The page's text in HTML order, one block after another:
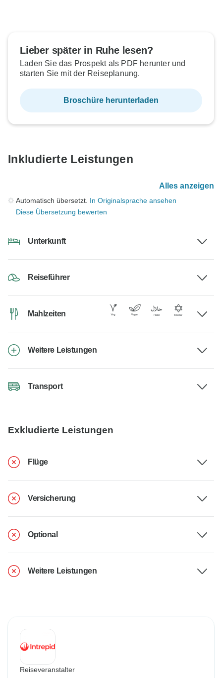
Lieber später in Ruhe lesen?
Laden Sie das Prospekt als PDF herunter und
starten Sie mit der Reiseplanung.
Broschüre herunterladen
Inkludierte Leistungen
Alles anzeigen
Automatisch übersetzt. In Originalsprache ansehen
Diese Übersetzung bewerten
Unterkunft
Reiseführer
Mahlzeiten
Weitere Leistungen
Transport
Exkludierte Leistungen
Flüge
Versicherung
Optional
Weitere Leistungen
Reiseveranstalter